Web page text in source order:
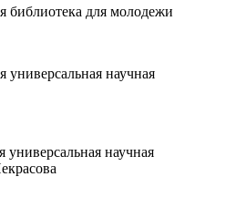
библиотека для молодежи
универсальная научная
универсальная научная